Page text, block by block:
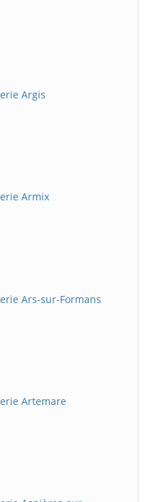
Argis
Armix
Ars-sur-Formans
Artemare